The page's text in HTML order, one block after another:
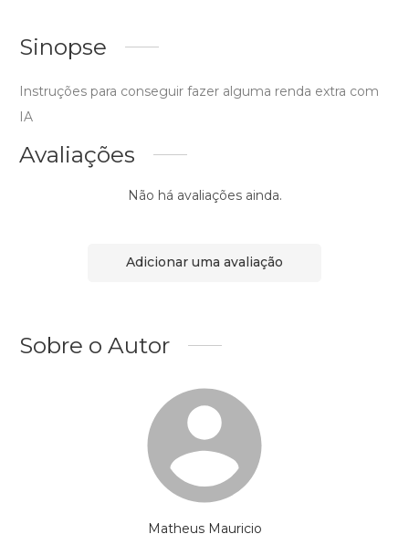
Sinopse
Instruções para conseguir fazer alguma renda extra com
IA
Avaliações
Não há avaliações ainda.
Adicionar uma avaliação
Sobre o Autor
Matheus Mauricio